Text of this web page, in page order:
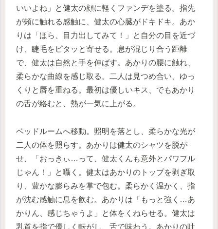
いいよね」と健太の顔に軽くファンデを塗る。指先
が頰に触れる感触に、健太の心臓がドキドキ。あか
りは「ほら、目力出してみて！」と自分の目を近づ
け、睫毛をピタッと寄せる。息が混じり合う距離
で、健太は自然と手を伸ばす。あかりの腰に触れ、
柔らかな曲線を感じ取る。二人は見つめ合い、ゆっ
くりと唇を重ねる。最初は優しいキス、でもあかり
の舌が絡むと、熱が一気に上がる。
ベッドルームへ移動。照明を落とし、柔らかな光が
二人の体を照らす。あかりは健太のシャツを脱が
せ、「おっきぃ…って、健太くんも意外とパワフル
じゃん！」と囁く。健太はあかりのトップを剥ぎ取
り、豊かな膨らみを掌で包む。柔らかく温かく、指
が沈む感触に息を飲む。あかりは「もっと強く…あ
かりん、感じちゃうよ」と体をくねらせる。健太は
乳首を指で優しく転がし、舌で味わう。あかりの吐